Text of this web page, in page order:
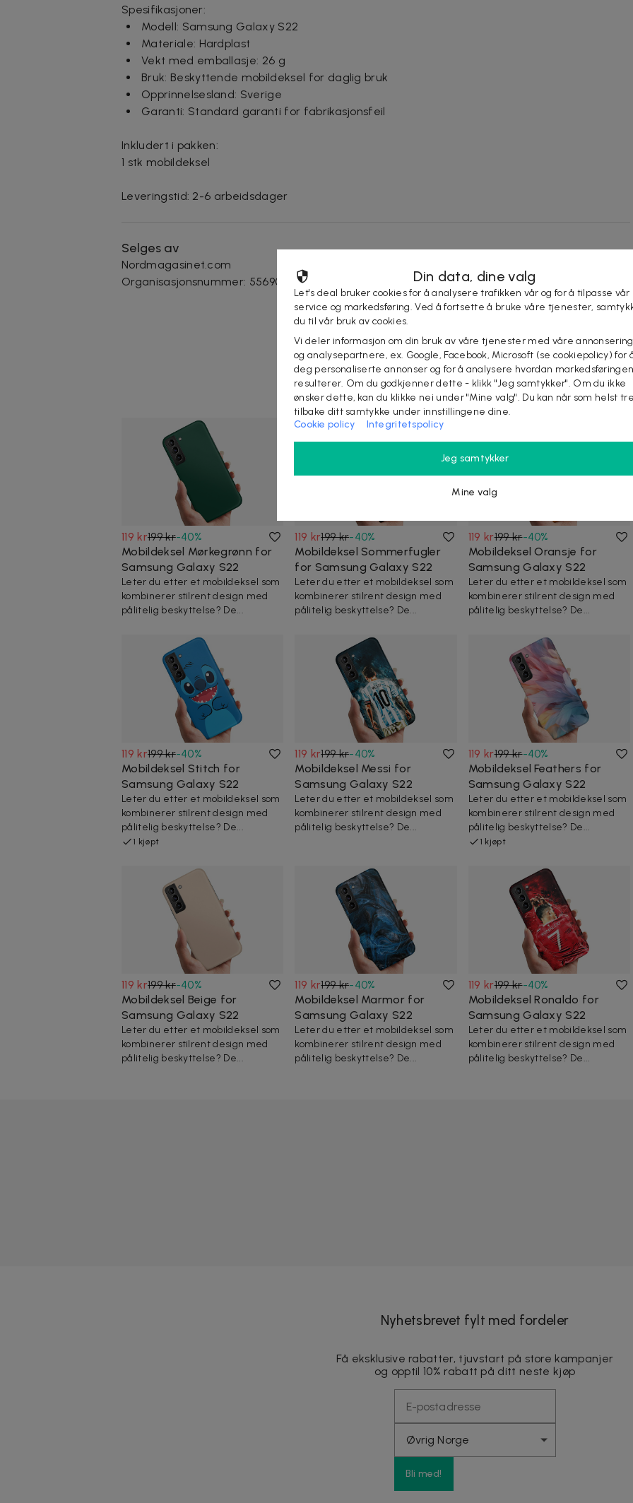
Spesifikasjoner:
Modell: Samsung Galaxy S22
Materiale: Hardplast
Vekt med emballasje: 26 g
Bruk: Beskyttende mobildeksel for daglig bruk
Opprinnelsesland: Sverige
Garanti: Standard garanti for fabrikasjonsfeil
Inkludert i pakken:
1 stk mobildeksel
Leveringstid: 2-6 arbeidsdager
Selges av
Nordmagasinet.com
Organisasjonsnummer: 556905-5238
KJØP
Lignende deals
119 kr199 kr-40%
Mobildeksel Mørkegrønn for
Samsung Galaxy S22
Leter du etter et mobildeksel som
kombinerer stilrent design med
pålitelig beskyttelse? De...
119 kr199 kr-40%
Mobildeksel Sommerfugler
for Samsung Galaxy S22
Leter du etter et mobildeksel som
kombinerer stilrent design med
pålitelig beskyttelse? De...
119 kr199 kr-40%
Mobildeksel Oransje for
Samsung Galaxy S22
Leter du etter et mobildeksel som
kombinerer stilrent design med
pålitelig beskyttelse? De...
119 kr199 kr-40%
Mobildeksel Stitch for
Samsung Galaxy S22
Leter du etter et mobildeksel som
kombinerer stilrent design med
pålitelig beskyttelse? De...
1 kjøpt
119 kr199 kr-40%
Mobildeksel Messi for
Samsung Galaxy S22
Leter du etter et mobildeksel som
kombinerer stilrent design med
pålitelig beskyttelse? De...
119 kr199 kr-40%
Mobildeksel Feathers for
Samsung Galaxy S22
Leter du etter et mobildeksel som
kombinerer stilrent design med
pålitelig beskyttelse? De...
1 kjøpt
119 kr199 kr-40%
Mobildeksel Beige for
Samsung Galaxy S22
Leter du etter et mobildeksel som
kombinerer stilrent design med
pålitelig beskyttelse? De...
119 kr199 kr-40%
Mobildeksel Marmor for
Samsung Galaxy S22
Leter du etter et mobildeksel som
kombinerer stilrent design med
pålitelig beskyttelse? De...
119 kr199 kr-40%
Mobildeksel Ronaldo for
Samsung Galaxy S22
Leter du etter et mobildeksel som
kombinerer stilrent design med
pålitelig beskyttelse? De...
Nyhetsbrevet fylt med fordeler
Få eksklusive rabatter, tjuvstart på store kampanjer
og opptil 10% rabatt på ditt neste kjøp
Bli med!
Din data, dine valg
Let's deal bruker cookies for å analysere trafikken vår og for å tilpasse vår
service og markedsføring. Ved å fortsette å bruke våre tjenester,
du til vår bruk av cookies.
Vi deler informasjon om din bruk av våre tjenester med våre
og analysepartnere, ex. Google, Facebook, Microsoft (se cookiepolicy) for
deg personaliserte annonser og for å analysere hvordan markedsføringen
resulterer. Om du godkjenner dette - klikk "Jeg samtykker". Om du ikke
ønsker dette, kan du klikke nei under "Mine valg". Du kan når som helst
tilbake ditt samtykke under innstillingene dine.
Cookie policy
Integritetspolicy
Jeg samtykker
Mine valg